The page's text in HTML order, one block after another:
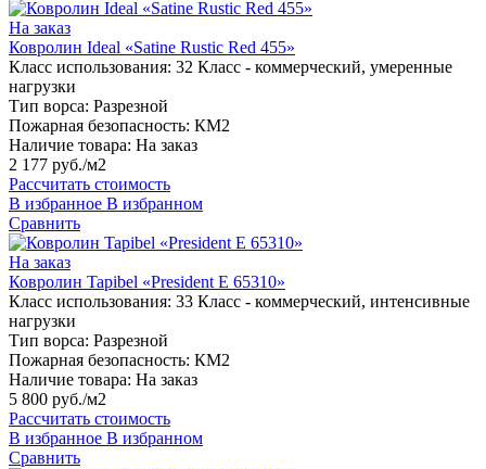
На заказ
Ковролин Ideal «Satine Rustic Red 455»
Класс использования: 32 Класс - коммерческий, умеренные
нагрузки
Тип ворса: Разрезной
Пожарная безопасность: КМ2
Наличие товара: На заказ
2 177 руб./м2
Рассчитать стоимость
В избранное В избранном
Сравнить
На заказ
Ковролин Tapibel «President E 65310»
Класс использования: 33 Класс - коммерческий, интенсивные
нагрузки
Тип ворса: Разрезной
Пожарная безопасность: КМ2
Наличие товара: На заказ
5 800 руб./м2
Рассчитать стоимость
В избранное В избранном
Сравнить